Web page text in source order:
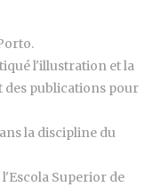
l'illustration et la
des publications pour
la discipline du
Superior de